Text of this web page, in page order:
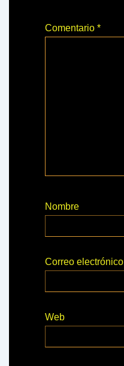
Comentario *
Nombre
Correo electrónico
Web